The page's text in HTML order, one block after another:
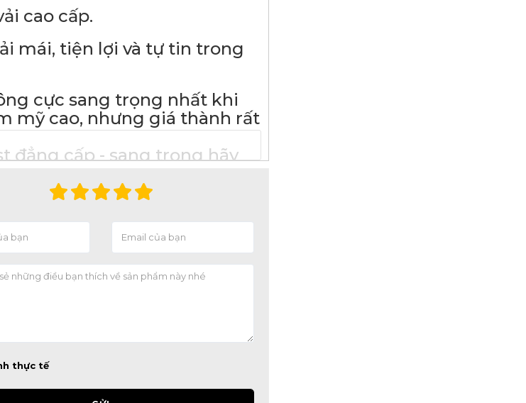
và tự tin trong
sang trọng nhất khi
mỹ cao, nhưng giá thành rất
cấp - sang trọng hãy
VEST NAM
nam thời trang.
nam Hàn Quốc trẻ trung.
VESTON
thực tế